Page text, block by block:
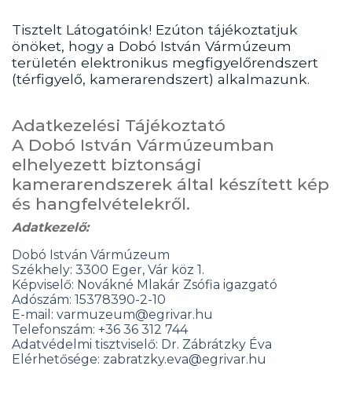
Tisztelt Látogatóink! Ezúton tájékoztatjuk
önöket, hogy a Dobó István Vármúzeum
területén elektronikus megfigyelőrendszert
(térfigyelő, kamerarendszert) alkalmazunk.
Adatkezelési Tájékoztató
A Dobó István Vármúzeumban
elhelyezett biztonsági
kamerarendszerek által készített kép
és hangfelvételekről.
Adatkezelő:
Dobó István Vármúzeum
Székhely: 3300 Eger, Vár köz 1.
Képviselő: Novákné Mlakár Zsófia igazgató
Adószám: 15378390-2-10
E-mail: varmuzeum@egrivar.hu
Telefonszám: +36 36 312 744
Adatvédelmi tisztviselő: Dr. Zábrátzky Éva
Elérhetősége: zabratzky.eva@egrivar.hu